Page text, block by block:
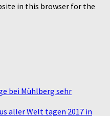
in this browser for the
bei Mühlberg sehr
aller Welt tagen 2017 in